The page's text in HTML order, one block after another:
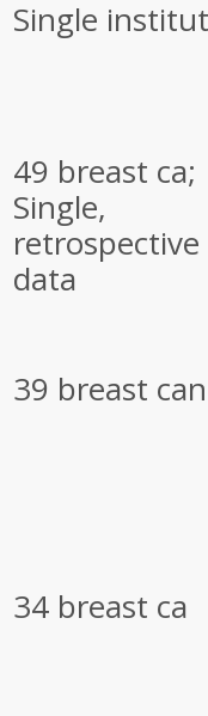
Single
49 breast ca;
Single,
retrospective
data
39 breast
34 breast ca